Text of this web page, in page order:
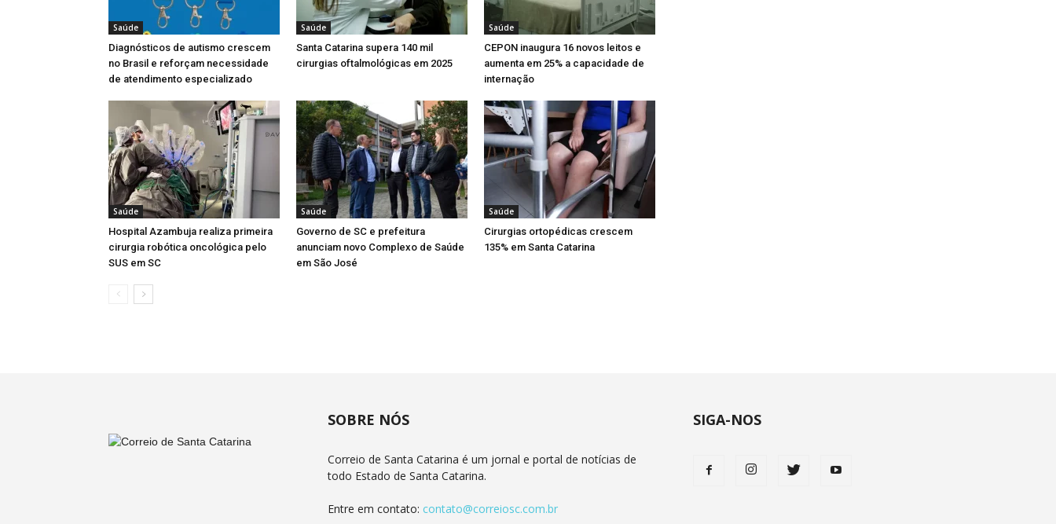
Saúde
Diagnósticos de autismo crescem
no Brasil e reforçam necessidade
de atendimento especializado
Saúde
Santa Catarina supera 140 mil
cirurgias oftalmológicas em 2025
Saúde
CEPON inaugura 16 novos leitos e
aumenta em 25% a capacidade de
internação
Saúde
Hospital Azambuja realiza primeira
cirurgia robótica oncológica pelo
SUS em SC
Saúde
Governo de SC e prefeitura
anunciam novo Complexo de Saúde
em São José
Saúde
Cirurgias ortopédicas crescem
135% em Santa Catarina
SOBRE NÓS
Correio de Santa Catarina é um jornal e portal de notícias de
todo Estado de Santa Catarina.
Entre em contato: contato@correiosc.com.br
SIGA-NOS